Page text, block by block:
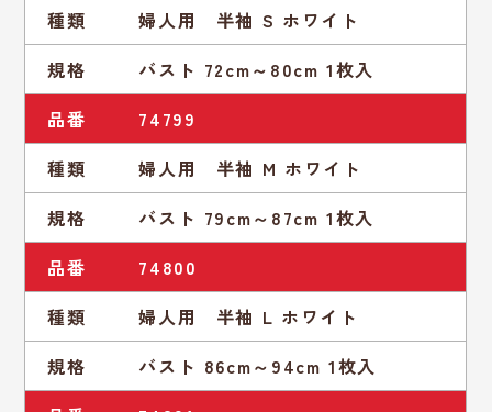
種類
婦人用 半袖 S ホワイト
規格
バスト 72cm～80cm 1枚入
品番
74799
種類
婦人用 半袖 M ホワイト
規格
バスト 79cm～87cm 1枚入
品番
74800
種類
婦人用 半袖 L ホワイト
規格
バスト 86cm～94cm 1枚入